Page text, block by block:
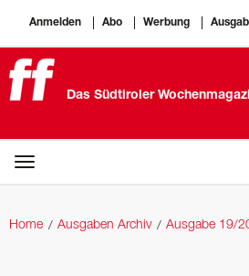
Anmelden Abo Werbung
Das Südtiroler
Home Ausgaben Archiv Ausgabe 19/